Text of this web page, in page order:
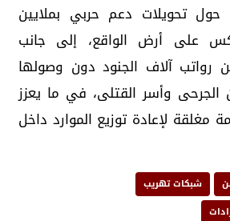
تحويلات دعم حربي بملايين
على أرض الواقع، إلى جانب
رواتب آلاف الجنود دون وصولها
وأسر القتلى، في ما يعزز
لإعادة توزيع الموارد داخل
شبكات تهريب